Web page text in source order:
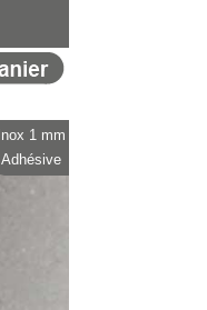
Inox 1 mm
Adhésive